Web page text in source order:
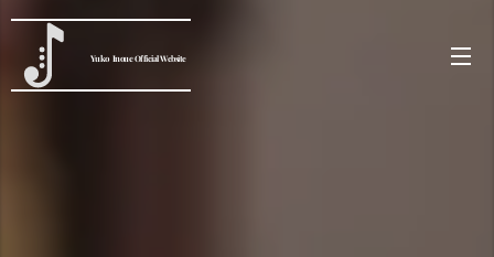
Yuko InoueOfficial Website